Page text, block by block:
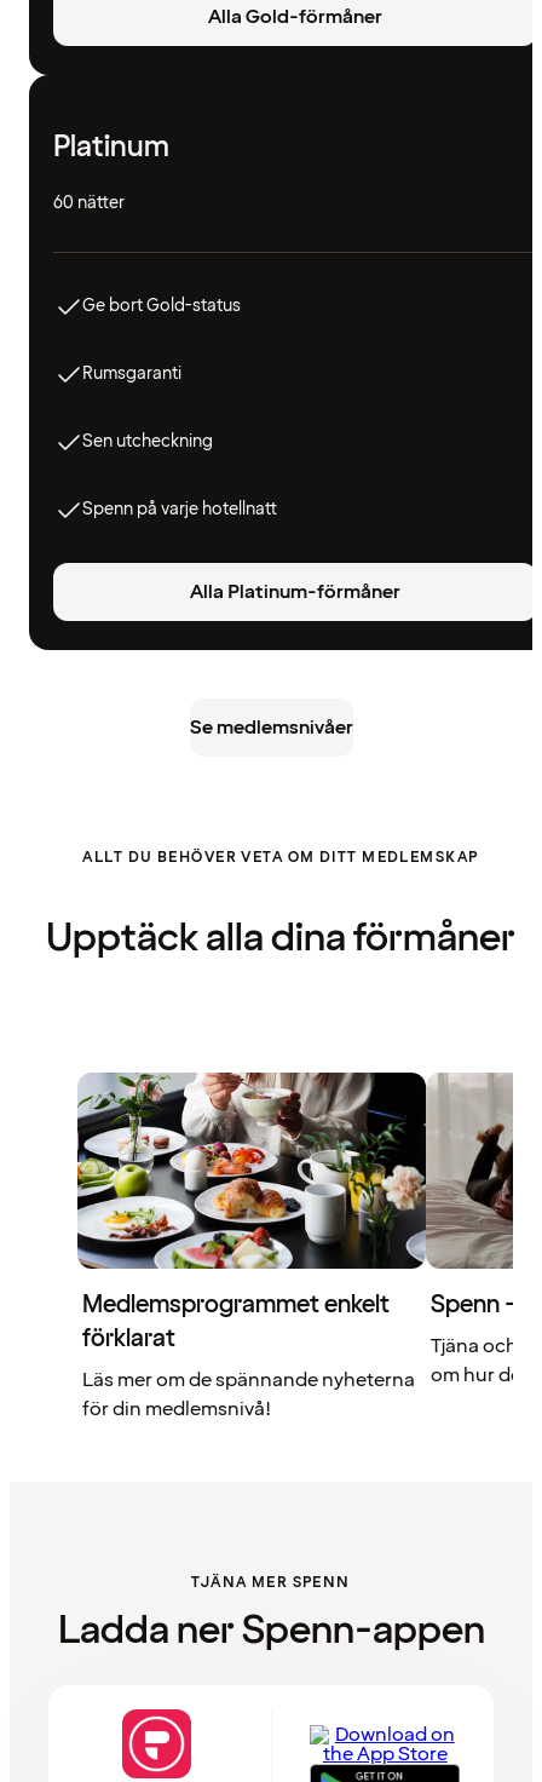
Alla Gold-förmåner
Platinum
60 nätter
Ge bort Gold-status
Rumsgaranti
Sen utcheckning
Spenn på varje hotellnatt
Alla Platinum-förmåner
Se medlemsnivåer
ALLT DU BEHÖVER VETA OM DITT MEDLEMSKAP
Upptäck alla dina förmåner
Medlemsprogrammet enkelt
förklarat
Läs mer om de spännande nyheterna
för din medlemsnivå!
Spenn –
Tjäna och
om hur det
TJÄNA MER SPENN
Ladda ner Spenn-appen